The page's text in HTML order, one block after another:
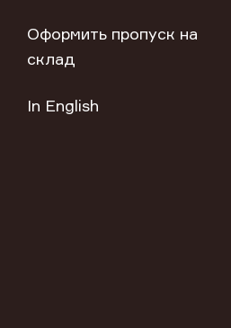
Оформить пропуск на
склад
In English